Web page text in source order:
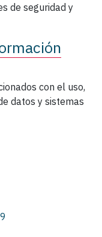
de seguridad y
con el uso,
datos y sistemas